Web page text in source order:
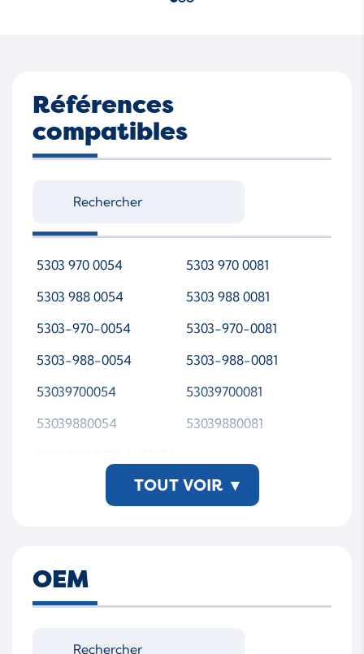
Références
compatibles
5303 970 0054
5303 970 0081
5303 988 0054
5303 988 0081
5303-970-0054
5303-970-0081
5303-988-0054
5303-988-0081
53039700054
53039700081
53039880054
53039880081
TOUT VOIR ▾
OEM